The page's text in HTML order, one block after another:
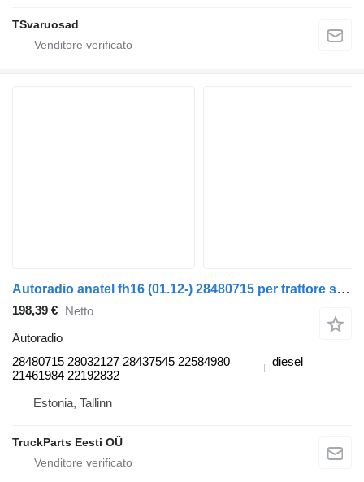
TSvaruosad
Autoradio anatel fh16 (01.12-) 28480715 per trattore stradale Volvo FH12, FH16, NH12, FH, VNL780 (1993-2014)
198,39 € Netto
Autoradio
28480715 28032127 28437545 22584980
21461984 22192832
diesel
Estonia, Tallinn
TruckParts Eesti OÜ